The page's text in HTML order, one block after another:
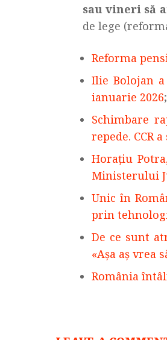
sau vineri să
de lege
Reforma
Ilie Bolojan
ianuarie 2026;
Schimbare
repede. CCR
Horaţiu
Ministerului
Unic în
prin
De ce sunt
«Așa aș vrea
România